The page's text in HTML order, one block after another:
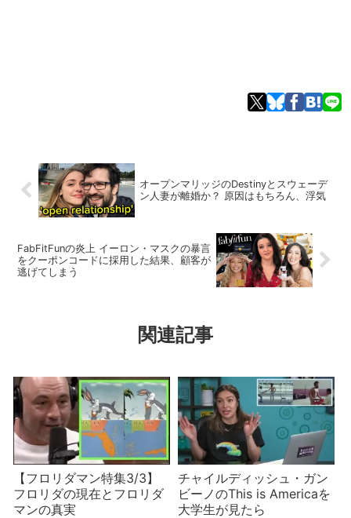
オープンマリッジのDestinyとスウェーデ
ン人妻が離婚か？ 原因はもちろん、浮気
FabFitFunの炎上 イーロン・マスクの暴言
をクーポンコードに採用した結果、顧客が
逃げてしまう
関連記事
【フロリダマン特集3/3】
フロリダの現在とフロリダ
マンの真実
チャイルディッシュ・ガン
ビーノのThis is Americaを
大学生が見たら